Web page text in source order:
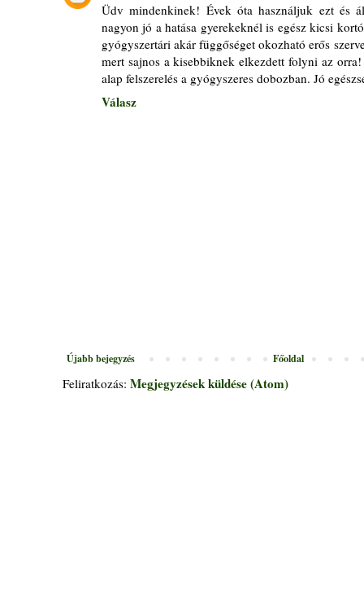
Üdv mindenkinek! Évek óta használjuk ezt és
nagyon jó a hatása gyerekeknél is egész kicsi
gyógyszertári akár függőséget okozható erős
mert sajnos a kisebbiknek elkezdett folyni az
alap felszerelés a gyógyszeres dobozban. Jó
Válasz
Újabb bejegyzés Főoldal
Feliratkozás: Megjegyzések küldése (Atom)